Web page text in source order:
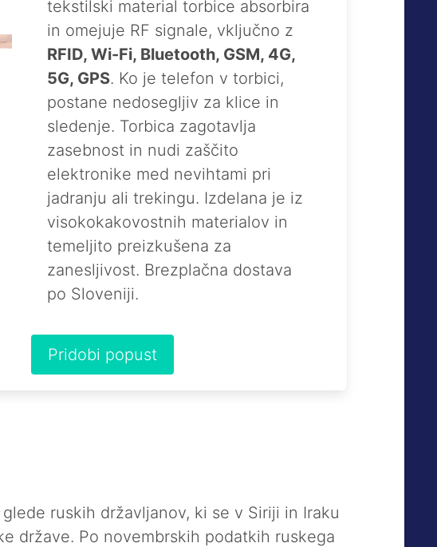
tekstilski material torbice absorbira
in omejuje RF signale, vključno z
RFID, Wi-Fi, Bluetooth, GSM, 4G,
5G, GPS. Ko je telefon v torbici,
postane nedosegljiv za klice in
sledenje. Torbica zagotavlja
zasebnost in nudi zaščito
elektronike med nevihtami pri
jadranju ali trekingu. Izdelana je iz
visokokakovostnih materialov in
temeljito preizkušena za
zanesljivost. Brezplačna dostava
po Sloveniji.
Pridobi popust
ruskih državljanov, ki se v Siriji in Iraku
države. Po novembrskih podatkih ruskega